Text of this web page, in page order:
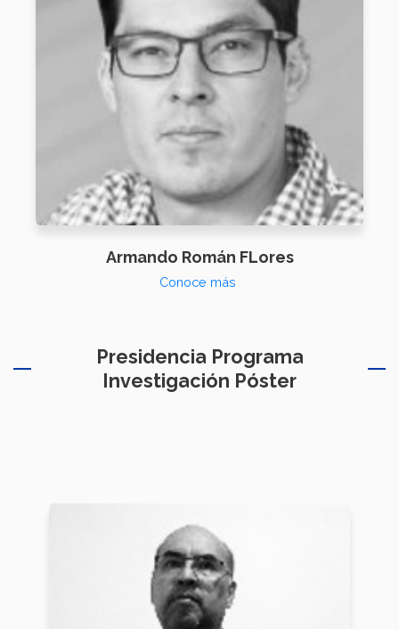
Armando Román FLores
Conoce más
Presidencia Programa
Investigación Póster